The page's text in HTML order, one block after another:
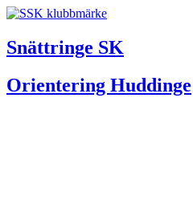
Snättringe SK
Orientering Huddinge